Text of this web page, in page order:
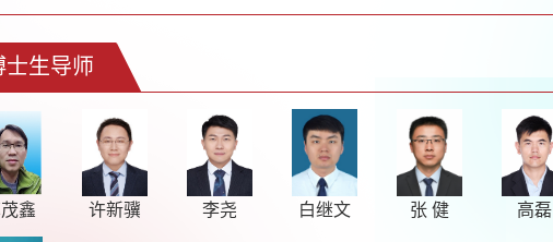
士生导师
鑫 许新骥 李尧 白继文 张 健 高磊